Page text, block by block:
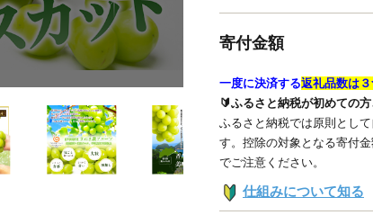
寄付金額
一度に決済する返礼品数は
🔰ふるさと納税が初めての
ふるさと納税では原則とし
す。控除の対象となる寄付
でご注意ください。
仕組みについて知る